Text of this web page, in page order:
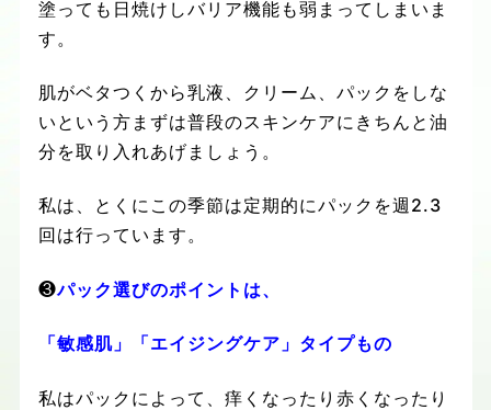
塗っても日焼けしバリア機能も弱まってしまいま
す。
肌がベタつくから乳液、クリーム、パックをしな
いという方まずは普段のスキンケアにきちんと油
分を取り入れあげましょう。
私は、とくにこの季節は定期的にパックを週 2.3
回は行っています。
❸パック選びのポイントは、
「敏感肌」「エイジングケア」タイプもの
私はパックによって、痒くなったり赤くなったり